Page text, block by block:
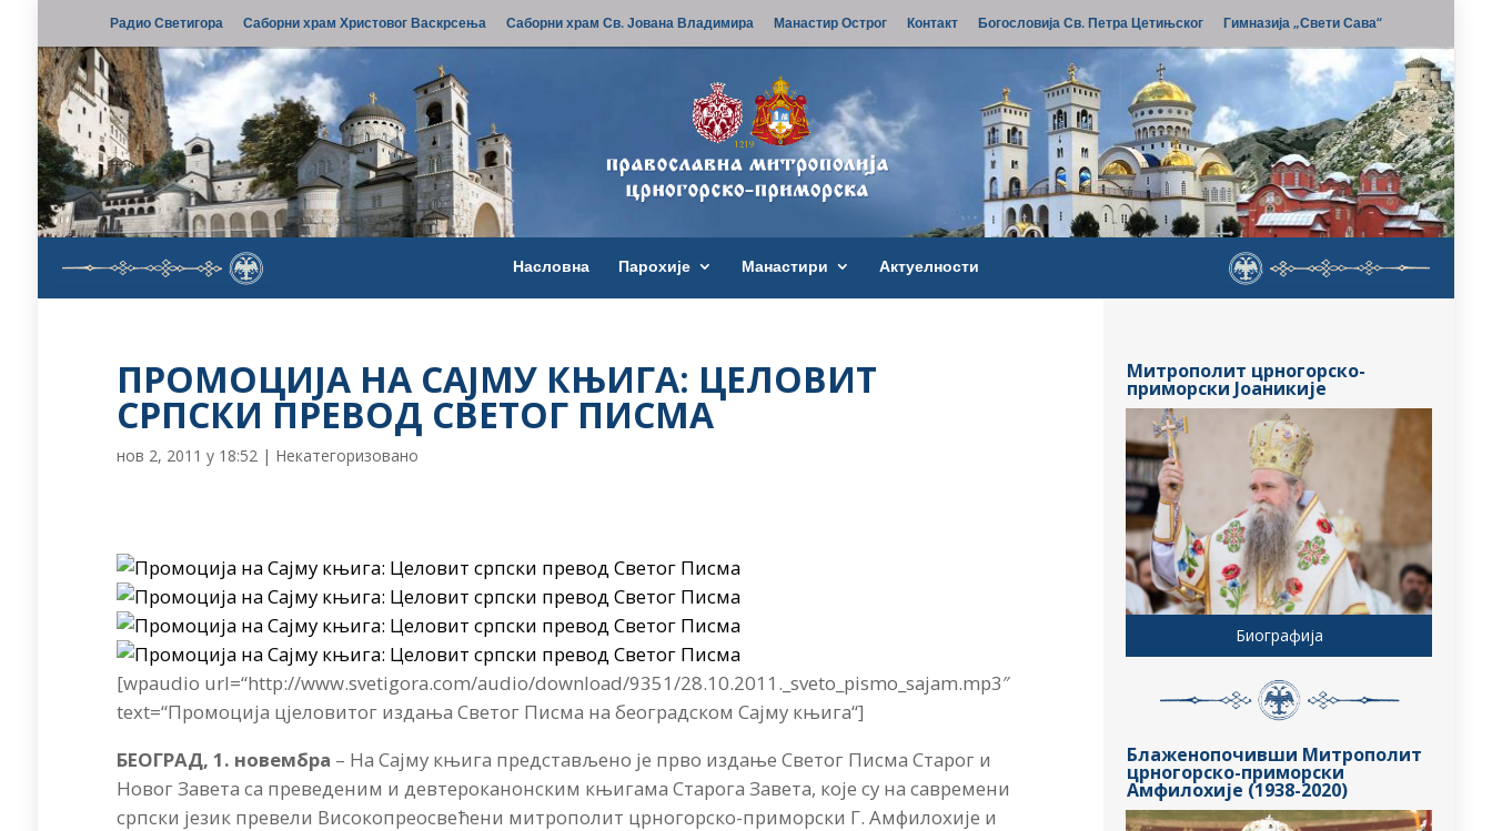
Радио Светигора Саборни храм Христовог Васкрсења Саборни храм Св. Јована Владимира Манастир Острог Контакт Богословија Св. Петра Цетињског Гимназија „Свети Сава“
Насловна Парохије Манастири Актуелности
ПРОМОЦИЈА НА САЈМУ КЊИГА: ЦЕЛОВИТ
СРПСКИ ПРЕВОД СВЕТОГ ПИСМА
нов 2, 2011 у 18:52 | Некатегоризовано
[wpaudio url=“http://www.svetigora.com/audio/download/9351/28.10.2011._sveto_pismo_sajam.mp3″
text=“Промоција цјеловитог издања Светог Писма на београдском Сајму књига“]
БЕОГРАД, 1. новембра – На Сајму књига представљено је прво издање Светог Писма Старог и
Новог Завета са преведеним и девтероканонским књигама Старога Завета, које су на савремени
српски језик превели Високопреосвећени митрополит црногорско-приморски Г. Амфилохије и
Митрополит црногорско-
приморски Јоаникије
Биографија
Блаженопочивши Митрополит
црногорско-приморски
Амфилохије (1938-2020)